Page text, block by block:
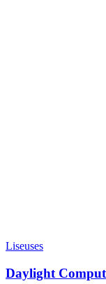
Liseuses
Daylight